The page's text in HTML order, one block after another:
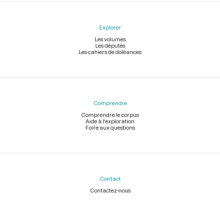
Explorer
Les volumes
Les députés
Les cahiers de doléances
Comprendre
Comprendre le corpus
Aide à l'exploration
Foire aux questions
Contact
Contactez-nous